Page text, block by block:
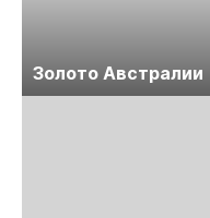
Золото Австралии